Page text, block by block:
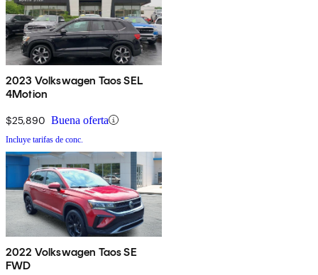
2023 Volkswagen Taos SEL
4Motion
$25,890 Buena oferta
Incluye tarifas de conc.
2022 Volkswagen Taos SE
FWD